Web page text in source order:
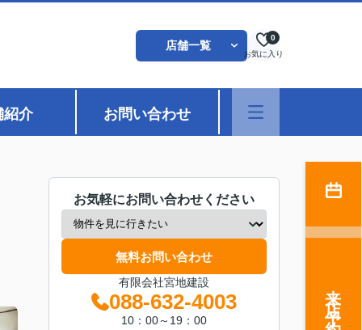
店舗一覧
お気に入り
0
紹介 お問い合わせ
お気軽にお問い合わせください
無料お問い合わせ
有限会社宮地建設
088-632-4003
10：00～19：00
来店予約